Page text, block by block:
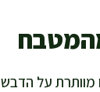
מוותרת על